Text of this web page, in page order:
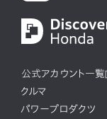
公式アカウント一覧
クルマ
パワープロダクツ